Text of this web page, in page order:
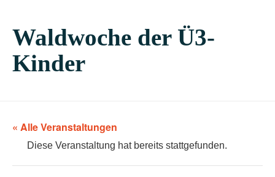
Waldwoche der Ü3-
Kinder
« Alle Veranstaltungen
Diese Veranstaltung hat bereits stattgefunden.